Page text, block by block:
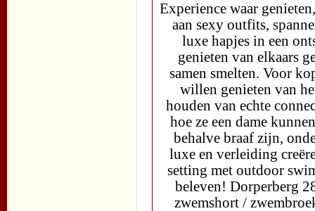
Experience waar
aan sexy outfits,
luxe hapjes in een
genieten van elkaars
samen smelten. Voor
willen genieten van
houden van echte
hoe ze een dame
behalve braaf zijn,
luxe en verleiding
setting met outdoor
beleven! Dorperberg
zwemshort /